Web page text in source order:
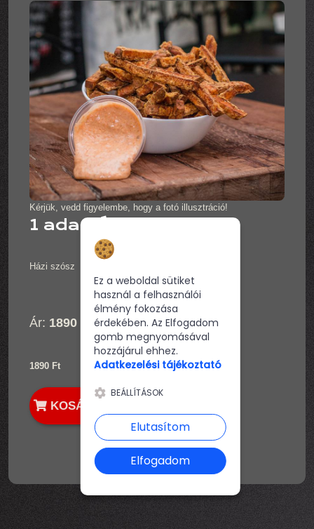
Kérjük, vedd figyelembe, hogy a fotó illusztráció!
1 adag Édesburgonya
Házi szósz
Ár: 1890 Ft
1890 Ft
KOSÁRBA
Ez a weboldal sütiket
használ a felhasználói
élmény fokozása
érdekében. Az Elfogadom
gomb megnyomásával
hozzájárul ehhez.
Adatkezelési tájékoztató
BEÁLLÍTÁSOK
Elutasítom
Elfogadom